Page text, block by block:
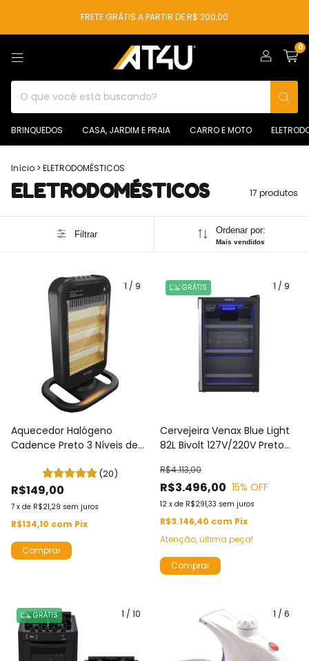
FRETE GRÁTIS A PARTIR DE R$ 200,00
0
BRINQUEDOS CASA, JARDIM E PRAIA CARRO E MOTO
Início > ELETRODOMÉSTICOS
ELETRODOMÉSTICOS 17 produtos
Filtrar Ordenar por:
Mais vendidos
1 / 9
Aquecedor Halógeno
Cadence Preto 3 Níveis de
AQC315
(20)
R$149,00
7 x de R$21,29 sem juros
R$134,10 com Pix
Comprar
1 / 9
GRÁTIS
Cervejeira Venax Blue Light
82L Bivolt 127V/220V Preto
R$3.496,00
R$4.113,00
15% OFF
12 x de R$291,33 sem juros
R$3.146,40 com Pix
Atenção, última peça!
Comprar
1 / 10
GRÁTIS 1 / 6